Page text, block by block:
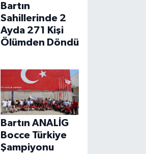
Bartın
Sahillerinde 2
Ayda 271 Kişi
Ölümden Döndü
Bartın ANALİG
Bocce Türkiye
Şampiyonu